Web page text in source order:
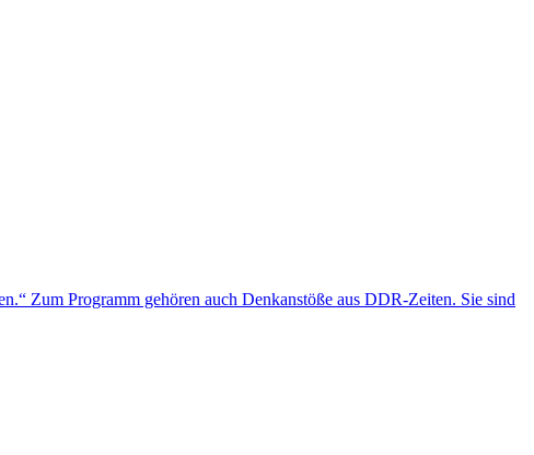
Zum Programm gehören auch Denkanstöße aus DDR-Zeiten. Sie sind